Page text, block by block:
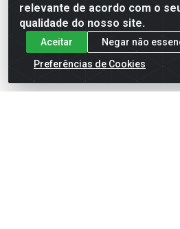
relevante de acordo com o
qualidade do nosso site.
Aceitar
Negar não
Preferências de Cookies